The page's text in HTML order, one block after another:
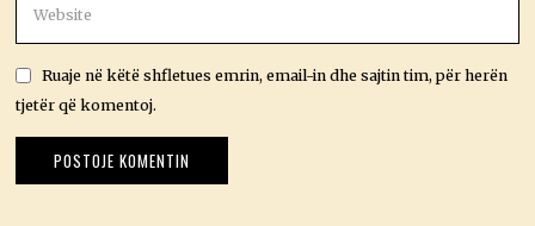
Ruaje në këtë shfletues emrin, email-in dhe sajtin tim, për herën
tjetër që komentoj.